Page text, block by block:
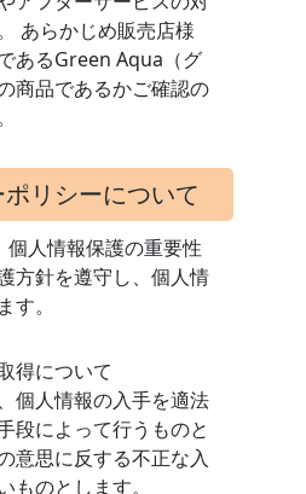
あらかじめ販売店様
あるGreen Aqua（グ
商品であるかご確認の
リシーについて
人情報保護の重要性
方針を遵守し、個人情
す。
得について
個人情報の入手を適法
段によって行うものと
意思に反する不正な入
ものとします。